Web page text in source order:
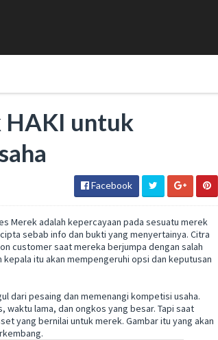
HAKI untuk
Facebook
Merek adalah kepercayaan pada sesuatu merek
sebab info dan bukti yang menyertainya. Citra
customer saat mereka berjumpa dengan salah
itu akan mempengeruhi opsi dan keputusan
dari pesaing dan memenangi kompetisi usaha.
lama, dan ongkos yang besar. Tapi saat
yang bernilai untuk merek. Gambar itu yang akan